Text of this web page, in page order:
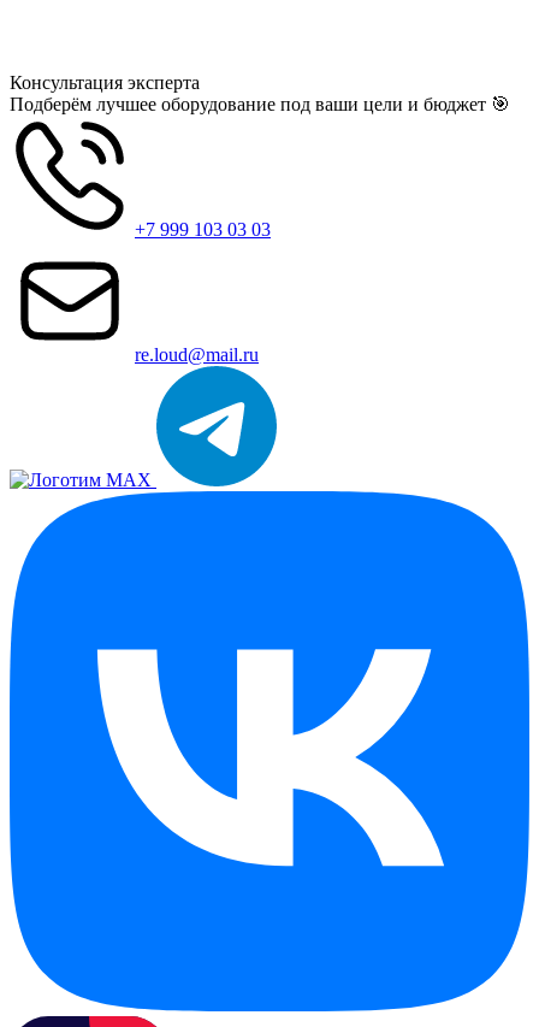
Консультация эксперта
Подберём лучшее оборудование под ваши цели и бюджет 🎯
+7 999 103 03 03
re.loud@mail.ru